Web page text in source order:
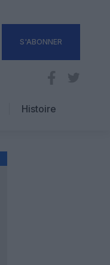
S'ABONNER
Histoire